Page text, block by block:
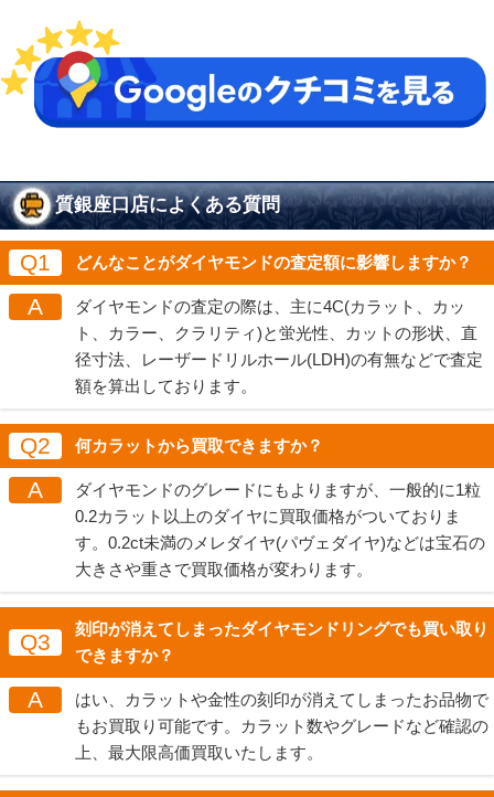
質銀座口店によくある質問
Q1 どんなことがダイヤモンドの査定額に影響しますか？
A
ダイヤモンドの査定の際は、主に4C(カラット、カッ
ト、カラー、クラリティ)と蛍光性、カットの形状、直
径寸法、レーザードリルホール(LDH)の有無などで査定
額を算出しております。
Q2 何カラットから買取できますか？
A
ダイヤモンドのグレードにもよりますが、一般的に1粒
0.2カラット以上のダイヤに買取価格がついておりま
す。0.2ct未満のメレダイヤ(パヴェダイヤ)などは宝石の
大きさや重さで買取価格が変わります。
Q3
刻印が消えてしまったダイヤモンドリングでも買い取り
できますか？
A
はい、カラットや金性の刻印が消えてしまったお品物で
もお買取り可能です。カラット数やグレードなど確認の
上、最大限高価買取いたします。